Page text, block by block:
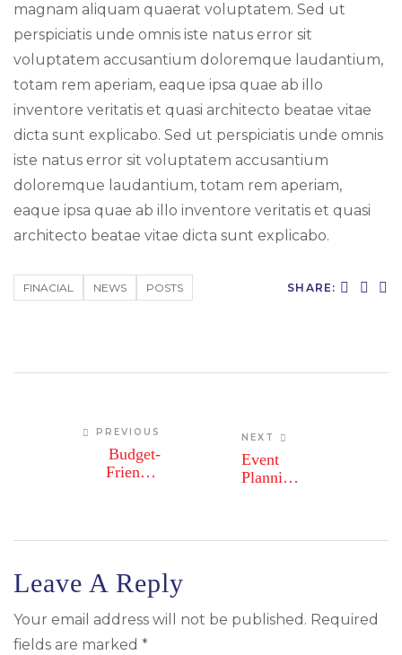
magnam aliquam quaerat voluptatem. Sed ut
perspiciatis unde omnis iste natus error sit
voluptatem accusantium doloremque laudantium,
totam rem aperiam, eaque ipsa quae ab illo
inventore veritatis et quasi architecto beatae vitae
dicta sunt explicabo. Sed ut perspiciatis unde omnis
iste natus error sit voluptatem accusantium
doloremque laudantium, totam rem aperiam,
eaque ipsa quae ab illo inventore veritatis et quasi
architecto beatae vitae dicta sunt explicabo.
FINACIAL NEWS POSTS SHARE:
PREVIOUS
Budget-
Friendly
Tricks
NEXT
Event
Planning
Leave A Reply
Your email address will not be published. Required
fields are marked *